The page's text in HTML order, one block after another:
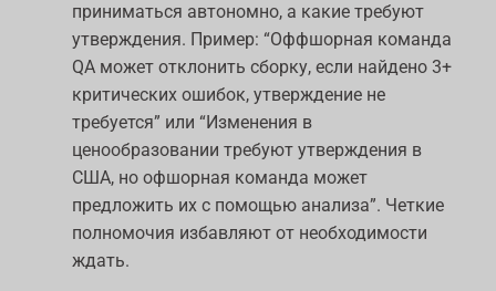
приниматься автономно, а какие требуют
утверждения. Пример: “Оффшорная команда
QA может отклонить сборку, если найдено 3+
критических ошибок, утверждение не
требуется” или “Изменения в
ценообразовании требуют утверждения в
США, но офшорная команда может
предложить их с помощью анализа”. Четкие
полномочия избавляют от необходимости
ждать.